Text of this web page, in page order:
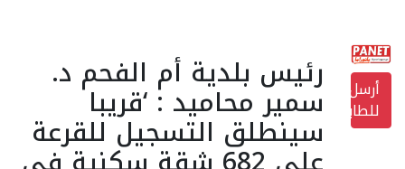
أرسل
للطابعة
‎⁨رئيس بلدية أم الفحم د.
سمير محاميد : ‘قريبا
سينطلق التسجيل للقرعة